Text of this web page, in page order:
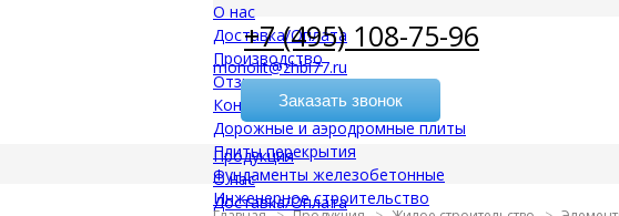
О нас
Доставка/Оплата
Производство
Отзывы
Контакты
Дорожные и аэродромные плиты
Плиты перекрытия
Фундаменты железобетонные
Инженерное строительство
+7 (495) 108-75-96
monolit@zhbi77.ru
Заказать звонок
Продукция
О нас
Доставка/Оплата